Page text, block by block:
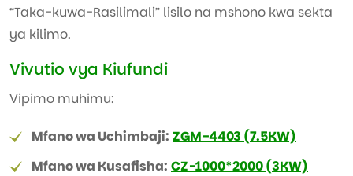
“Taka-kuwa-Rasilimali” lisilo na mshono kwa sekta
ya kilimo.
Vivutio vya Kiufundi
Vipimo muhimu:
Mfano wa Uchimbaji: ZGM-4403 (7.5KW)
Mfano wa Kusafisha: CZ-1000*2000 (3KW)